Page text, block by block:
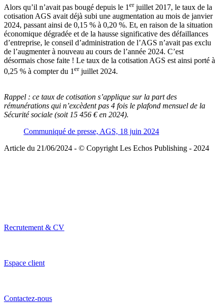
Alors qu’il n’avait pas bougé depuis le 1 erjuillet 2017, le taux de la
cotisation AGS avait déjà subi une augmentation au mois de janvier
2024, passant ainsi de 0,15 % à 0,20 %. Et, en raison de la situation
économique dégradée et de la hausse significative des défaillances
d’entreprise, le conseil d’administration de l’AGS n’avait pas exclu
de l’augmenter à nouveau au cours de l’année 2024. C’est
désormais chose faite ! Le taux de la cotisation AGS est ainsi porté à
0,25 % à compter du 1 erjuillet 2024.
Rappel : ce taux de cotisation s’applique sur la part des
rémunérations qui n’excèdent pas 4 fois le plafond mensuel de la
Sécurité sociale (soit 15 456 € en 2024).
Communiqué de presse, AGS, 18 juin 2024
Article du 21/06/2024 - © Copyright Les Echos Publishing - 2024
Recrutement & CV
Espace client
Contactez-nous